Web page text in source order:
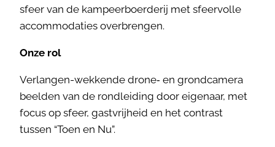
sfeer van de kampeerboerderij met sfeervolle
accommodaties overbrengen.
Onze rol
Verlangen-wekkende drone‑ en grondcamera
beelden van de rondleiding door eigenaar, met
focus op sfeer, gastvrijheid en het contrast
tussen “Toen en Nu”.